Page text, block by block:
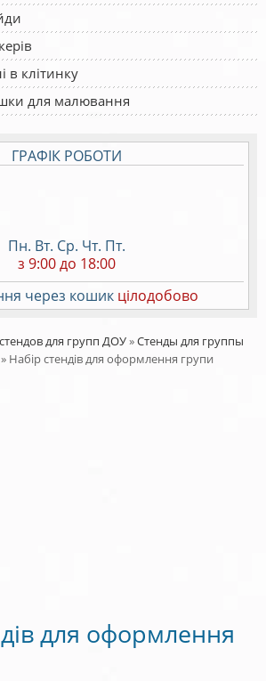
в клітинку
для малювання
ГРАФІК РОБОТИ
Пн. Вт. Ср. Чт. Пт.
з 9:00 до 18:00
через кошик цілодобово
для групп ДОУ»Стенды для группы
» Набір стендів для оформлення групи
для оформлення